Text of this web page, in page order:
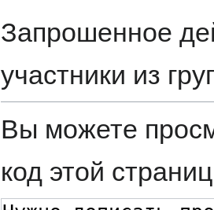
Запрошенное
участники из
Вы можете
код этой